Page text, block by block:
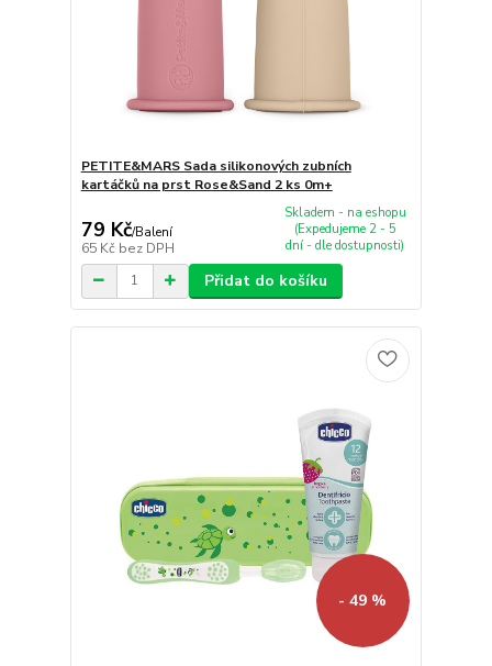
PETITE&MARS Sada silikonových zubních
kartáčků na prst Rose&Sand 2 ks 0m+
79 Kč/Balení
65 Kč bez DPH
Skladem - na eshopu
(Expedujeme 2 - 5
dní - dle dostupnosti)
Přidat do košíku
- 49 %